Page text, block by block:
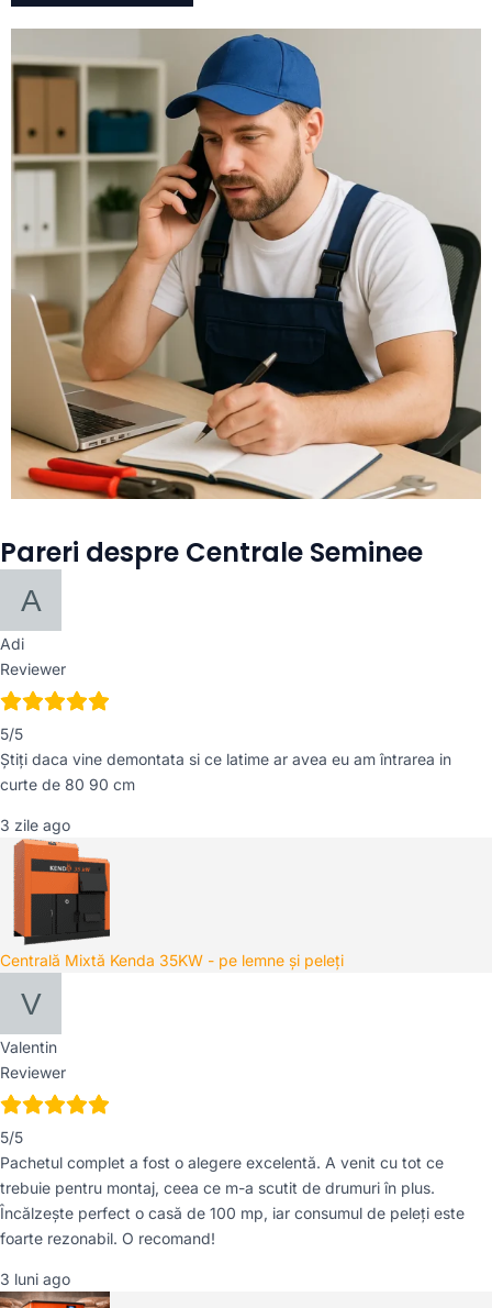
Pareri despre Centrale Seminee
Adi
Reviewer
5/5
Știți daca vine demontata si ce latime ar avea eu am întrarea in
curte de 80 90 cm
3 zile ago
Centrală Mixtă Kenda 35KW - pe lemne și peleți
Valentin
Reviewer
5/5
Pachetul complet a fost o alegere excelentă. A venit cu tot ce
trebuie pentru montaj, ceea ce m-a scutit de drumuri în plus.
Încălzește perfect o casă de 100 mp, iar consumul de peleți este
foarte rezonabil. O recomand!
3 luni ago